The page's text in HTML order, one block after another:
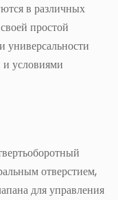
в различных
простой
универсальности
условиями
отверстием,
для управления